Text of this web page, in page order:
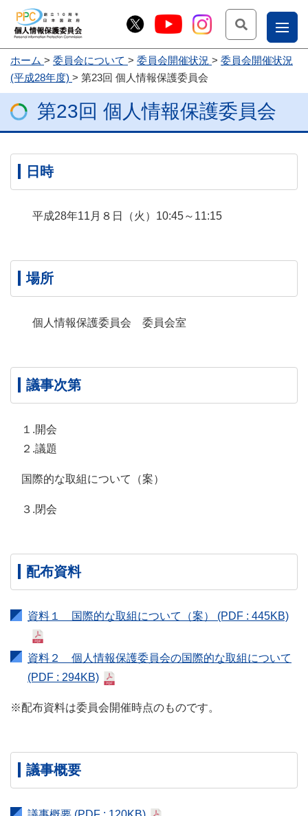
お
問
合
せ
じょ
ー部
ホーム 委員会について 委員会開催状況
委員会開催状況
(平成28年度)
第23回 個人情報保護委員会
第23回 個人情報保護委員会
日時
平成28年11月８日（火）10:45～11:15
場所
個人情報保護委員会 委員会室
議事次第
１.開会
２.議題
国際的な取組について（案）
３.閉会
配布資料
資料１ 国際的な取組について（案） (PDF : 445KB)
資料２ 個人情報保護委員会の国際的な取組について
(PDF : 294KB)
配布資料は委員会開催時点のものです。
議事概要